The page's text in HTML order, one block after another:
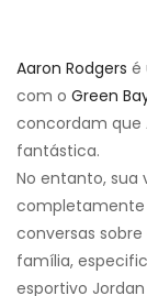
Aaron Rodgers é
com o Green
concordam que
fantástica.
No entanto, sua
completamente
conversas
família,
esportivo